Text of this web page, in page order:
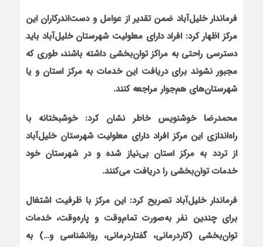
فرماندار خلیل‌آباد ضمن تقدیر از عوامل و دست‌اندرکاران این
مرکز اظهار کرد: افراد دارای معلولیت شهرستان خلیل‌آباد باید
دسترسی راحتی به مراکز توان‌بخشی داشته باشند، طوری که
مجبور نشوند برای دریافت این خدمات به مرکز استان و یا
شهرستان‌های هم‌جوار مراجعه کنند.
محمدرضا خوشنویس خاطر نشان کرد: خوشبختانه با
راه‌اندازی این مرکز افراد دارای معلولیت شهرستان خلیل‌آباد
از تردد به مرکز استان بی‌نیاز شده و در شهرستان خود
خدمات توان‌بخشی را دریافت می‌کنند.
فرماندار خلیل‌آباد تصریح کرد: این مرکز با ظرفیت اشتغال
برای چندین نفر به‌صورت تمام‌وقت و پاره‌وقت، خدمات
توان‌بخشی (کاردرمانی، گفتاردرمانی، روانشناسی و…) به